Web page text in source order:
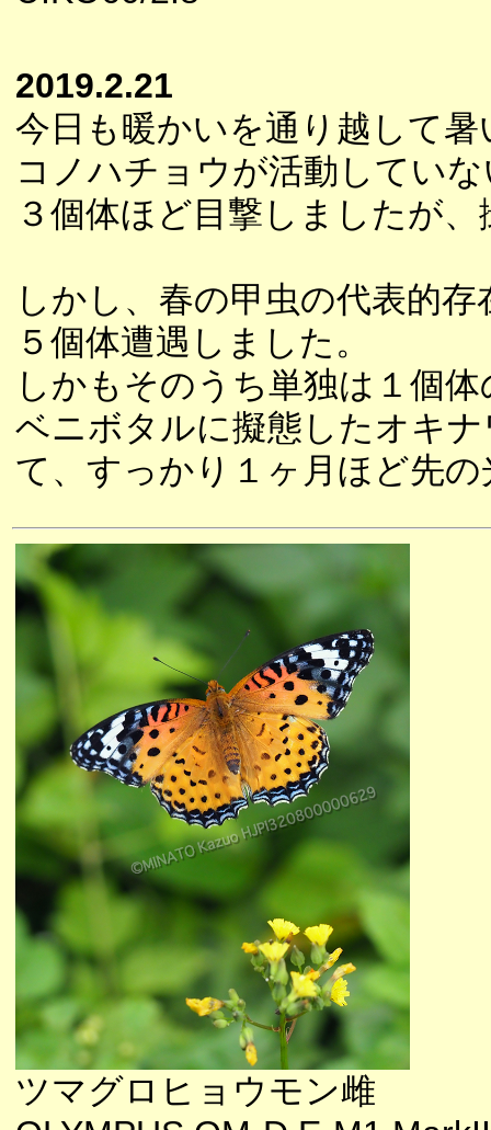
2019.2.21
今日も暖かいを通り越して暑
コノハチョウが活動してい
３個体ほど目撃しましたが
しかし、春の甲虫の代表的
５個体遭遇しました。
しかもそのうち単独は１個
ベニボタルに擬態したオキ
て、すっかり１ヶ月ほど先
ツマグロヒョウモン雌